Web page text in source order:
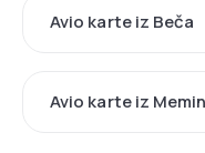
Avio karte iz Beča
Avio karte iz